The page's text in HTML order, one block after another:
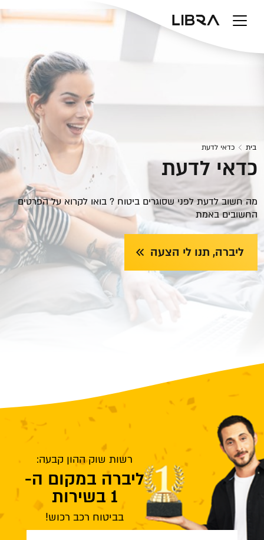
בית כדאי לדעת
כדאי לדעת
מה חשוב לדעת לפני שסוגרים ביטוח ? בואו לקרוא על הפרטים
החשובים באמת
ליברה, תנו לי הצעה
רשות שוק ההון קבעה:
ליברה במקום ה-
1 בשירות
בביטוח רכב רכוש!